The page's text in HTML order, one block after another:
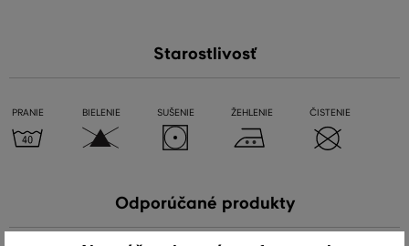
Starostlivosť
PRANIE BIELENIE SUŠENIE ŽEHLENIE ČISTENIE
Odporúčané produkty